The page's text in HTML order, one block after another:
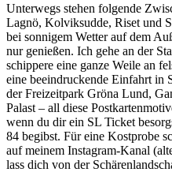
Unterwegs stehen folgende
Lagnö, Kolviksudde, Riset und
bei sonnigem Wetter auf dem
nur genießen. Ich gehe an der
schippere eine ganze Weile an
eine beeindruckende Einfahrt in
der Freizeitpark Gröna Lund,
Palast – all diese
wenn du dir ein SL Ticket
84 begibst. Für eine Kostprobe
auf meinem Instagram-Kanal
lass dich von der